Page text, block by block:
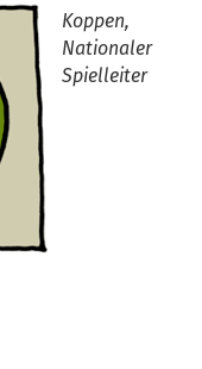
Koppen,
Nationaler
Spielleiter